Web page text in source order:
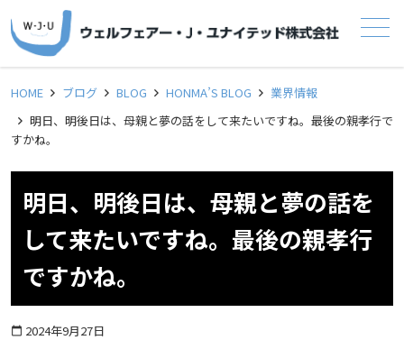
メニュー
HOME ブログ BLOG HONMA’S BLOG
業界情報
明日、明後日は、母親と夢の話をして来たいですね。最後の親孝行で
すかね。
明日、明後日は、母親と夢の話を
して来たいですね。最後の親孝行
ですかね。
calendar_today 2024年9月27日